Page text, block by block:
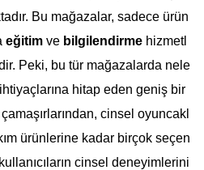
Bu mağazalar, sadece ürün
eğitim ve bilgilendirme hizmetl
Peki, bu tür mağazalarda nele
hitap eden geniş bir
cinsel oyuncakl
ürünlerine kadar birçok seçen
cinsel deneyimlerini